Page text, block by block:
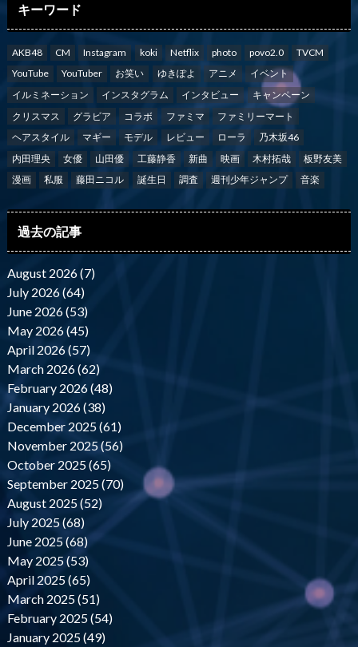
キーワード
AKB48 CM Instagram koki Netflix photo povo2.0
TVCM
YouTube
YouTuber お笑い ゆきぽよ アニメ
イベント
イルミネーション
インスタグラム インタビュー
キャンペーン
クリスマス
グラビア コラボ ファミマ
ファミリーマート
ヘアスタイル
マギー モデル レビュー ローラ
乃木坂46
内田理央
女優 山田優 工藤静香 新曲 映画 木村拓哉
板野友美
漫画
私服 藤田ニコル 誕生日 調査 週刊少年ジャンプ 音楽
過去の記事
August 2026 (7)
July 2026 (64)
June 2026 (53)
May 2026 (45)
April 2026 (57)
March 2026 (62)
February 2026 (48)
January 2026 (38)
December 2025 (61)
November 2025 (56)
October 2025 (65)
September 2025 (70)
August 2025 (52)
July 2025 (68)
June 2025 (68)
May 2025 (53)
April 2025 (65)
March 2025 (51)
February 2025 (54)
January 2025 (49)